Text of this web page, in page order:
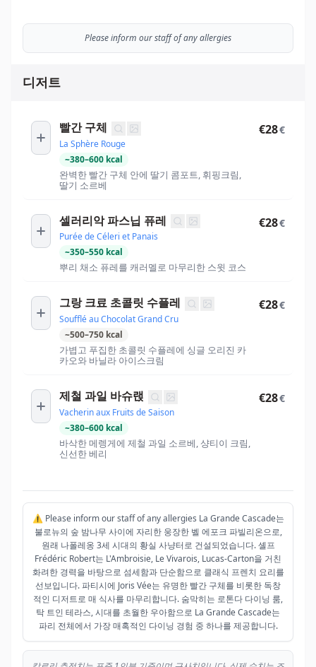
Please inform our staff of any allergies
디저트
빨간 구체
La Sphère Rouge
~380–600 kcal
완벽한 빨간 구체 안에 딸기 콤포트, 휘핑크림,
딸기 소르베
€28€
셀러리악 파스닙 퓨레
Purée de Céleri et Panais
~350–550 kcal
뿌리 채소 퓨레를 캐러멜로 마무리한 스윗 코스
€28€
그랑 크료 초콜릿 수플레
Soufflé au Chocolat Grand Cru
~500–750 kcal
가볍고 푸집한 초콜릿 수플레에 싱글 오리진 카
카오와 바닐라 아이스크림
€28€
제철 과일 바슈랝
Vacherin aux Fruits de Saison
~380–600 kcal
바삭한 메렝게에 제철 과일 소르베, 샹티이 크림,
신선한 베리
€28€
⚠️ Please inform our staff of any allergies La Grande Cascade는
불로뉴의 숲 밤나무 사이에 자리한 웅장한 벨 에포크 파빌리온으로,
원래 나폴레옹 3세 시대의 황실 사냥터로 건설되었습니다. 셸프
Frédéric Robert는 L'Ambroisie, Le Vivarois, Lucas-Carton을 거친
화려한 경력을 바탕으로 섬세함과 단순함으로 클래식 프렌치 요리를
선보입니다. 파티시에 Joris Vée는 유명한 빨간 구체를 비롯한 독창
적인 디저트로 매 식사를 마무리합니다. 숨막히는 로톤다 다이닝 룸,
탁 트인 테라스, 시대를 초월한 우아함으로 La Grande Cascade는
파리 전체에서 가장 매혹적인 다이닝 경험 중 하나를 제공합니다.